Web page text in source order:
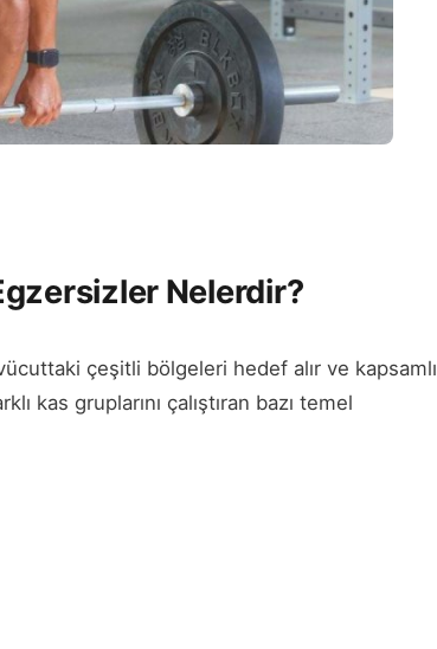
Nelerdir?
çeşitli bölgeleri hedef alır ve kapsamlı
kas gruplarını çalıştıran bazı temel